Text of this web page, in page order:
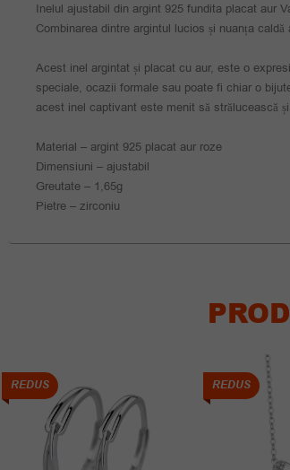
Inelul ajustabil din argint 925 fundita placat aur
Combinarea dintre argintul lucios și nuanța
Acest inel argintat și placat cu aur, este o
speciale, ocazii formale sau poate fi chiar o
acest inel captivant este menit să strălucească
Material – argint 925 placat aur roze
Dimensiuni – ajustabil
Greutate – 1,65g
Pietre – zirconiu
REDUS REDUS